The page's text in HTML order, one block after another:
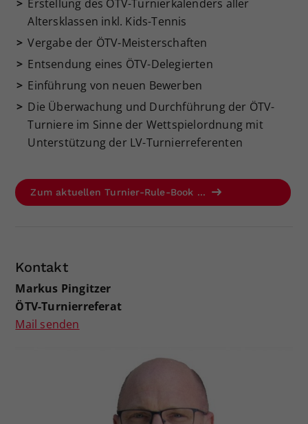
Erstellung des ÖTV-Turnierkalenders aller
Altersklassen inkl. Kids-Tennis
Vergabe der ÖTV-Meisterschaften
Entsendung eines ÖTV-Delegierten
Einführung von neuen Bewerben
Die Überwachung und Durchführung der ÖTV-
Turniere im Sinne der Wettspielordnung mit
Unterstützung der LV-Turnierreferenten
Zum aktuellen Turnier-Rule-Book ...
Kontakt
Markus Pingitzer
ÖTV-Turnierreferat
Mail senden
Zweck
Dieser Wert speichert Ihre Consent-
zufällig generierte ID, für die
historische Speicherung Ihrer
Webseiten-Betreiber dies eingestellt
hat.